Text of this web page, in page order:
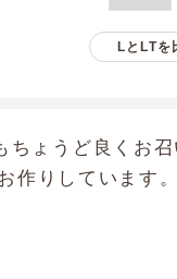
LとLTを
ょうど良くお
作りしています。